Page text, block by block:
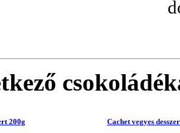
200g Cachet vegyes